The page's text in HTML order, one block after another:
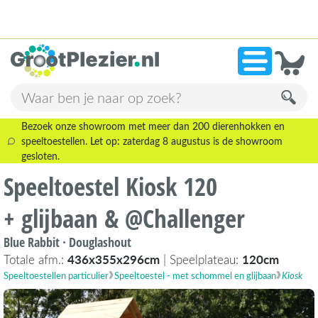
»13.945 beoordelingen!
Bezoek onze showroom met meer dan 200 dierenhokken en
speeltoestellen. Let op: zaterdag 8 augustus is de showroom
gesloten.
Speeltoestel Kiosk 120
+ glijbaan & @Challenger
Blue Rabbit · Douglashout
Totale afm.: 436x355x296cm | Speelplateau: 120cm
Speeltoestellen particulier Speeltoestel - met schommel en glijbaan Kiosk